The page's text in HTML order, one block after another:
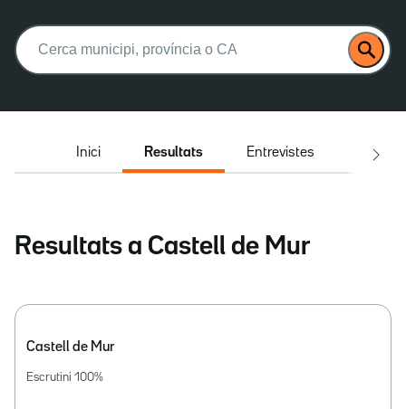
Buscar:
Inici Resultats Entrevistes El
Resultats a Castell de Mur
Castell de Mur
Escrutini 100%